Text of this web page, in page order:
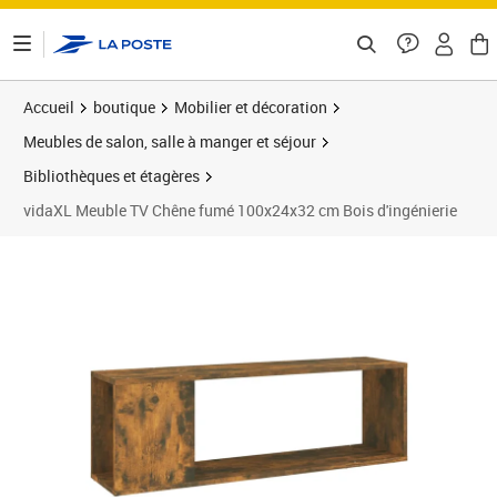
Accueil boutique
Mobilier et décoration
Meubles de salon, salle à manger et séjour
Bibliothèques et étagères
vidaXL Meuble TV Chêne fumé 100x24x32 cm Bois d'ingénierie